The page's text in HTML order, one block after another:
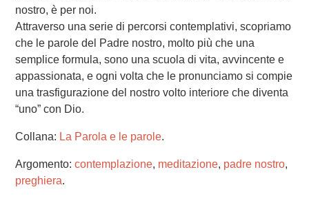
nostro, è per noi.
Attraverso una serie di percorsi contemplativi, scopriamo
che le parole del Padre nostro, molto più che una
semplice formula, sono una scuola di vita, avvincente e
appassionata, e ogni volta che le pronunciamo si compie
una trasfigurazione del nostro volto interiore che diventa
“uno” con Dio.
Collana: La Parola e le parole.
Argomento: contemplazione, meditazione, padre nostro,
preghiera.